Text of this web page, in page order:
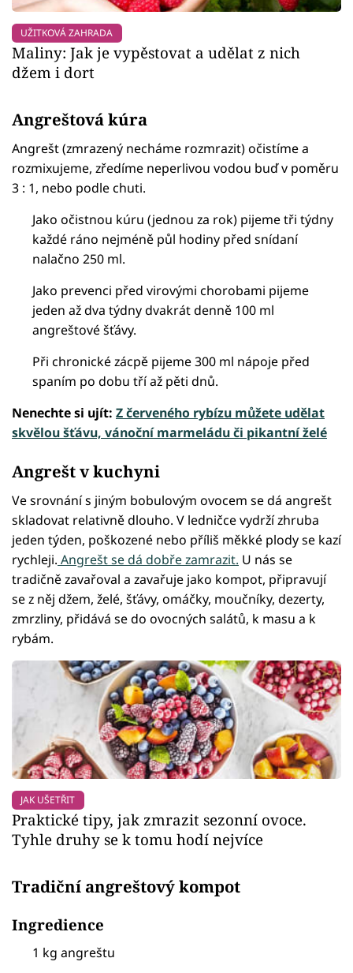
UŽITKOVÁ ZAHRADA
Maliny: Jak je vypěstovat a udělat z nich
džem i dort
Angreštová kúra
Angrešt (zmrazený necháme rozmrazit) očistíme a
rozmixujeme, zředíme neperlivou vodou buď v poměru
3 : 1, nebo podle chuti.
Jako očistnou kúru (jednou za rok) pijeme tři týdny
každé ráno nejméně půl hodiny před snídaní
nalačno 250 ml.
Jako prevenci před virovými chorobami pijeme
jeden až dva týdny dvakrát denně 100 ml
angreštové šťávy.
Při chronické zácpě pijeme 300 ml nápoje před
spaním po dobu tří až pěti dnů.
Nenechte si ujít: Z červeného rybízu můžete udělat
skvělou šťávu, vánoční marmeládu či pikantní želé
Angrešt v kuchyni
Ve srovnání s jiným bobulovým ovocem se dá angrešt
skladovat relativně dlouho. V ledničce vydrží zhruba
jeden týden, poškozené nebo příliš měkké plody se kazí
rychleji. Angrešt se dá dobře zamrazit. U nás se
tradičně zavařoval a zavařuje jako kompot, připravují
se z něj džem, želé, šťávy, omáčky, moučníky, dezerty,
zmrzliny, přidává se do ovocných salátů, k masu a k
rybám.
JAK UŠETŘIT
Praktické tipy, jak zmrazit sezonní ovoce.
Tyhle druhy se k tomu hodí nejvíce
Tradiční angreštový kompot
Ingredience
1 kg angreštu